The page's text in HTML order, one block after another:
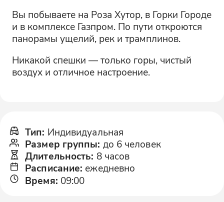
Вы побываете на Роза Хутор, в Горки Городе
и в комплексе Газпром. По пути откроются
панорамы ущелий, рек и трамплинов.
Никакой спешки — только горы, чистый
воздух и отличное настроение.
Тип: Индивидуальная
Размер группы: до 6 человек
Длительность: 8 часов
Расписание: ежедневно
Время: 09:00